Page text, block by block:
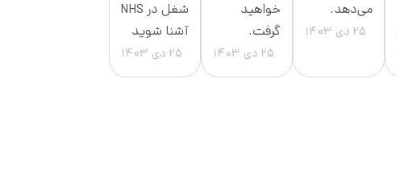
می‌دهد.
25 دی 1403
خواهید
گرفت.
25 دی 1403
شغل در NHS
آشنا شوید
25 دی 1403